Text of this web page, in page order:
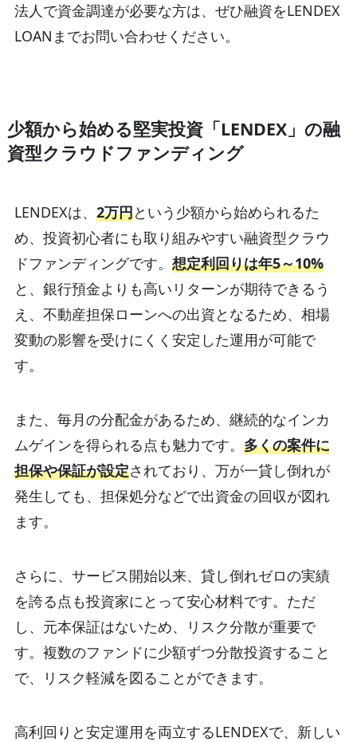
法人で資金調達が必要な方は、ぜひ融資をLENDEX
LOANまでお問い合わせください。
少額から始める堅実投資「LENDEX」の融
資型クラウドファンディング
LENDEXは、 2万円という少額から始められるた
め、投資初心者にも取り組みやすい融資型クラウ
ドファンディングです。 想定利回りは年5～10%
と、銀行預金よりも高いリターンが期待できるう
え、不動産担保ローンへの出資となるため、相場
変動の影響を受けにくく安定した運用が可能で
す。
また、毎月の分配金があるため、継続的なインカ
ムゲインを得られる点も魅力です。 多くの案件に
担保や保証が設定されており、万が一貸し倒れが
発生しても、担保処分などで出資金の回収が図れ
ます。
さらに、サービス開始以来、貸し倒れゼロの実績
を誇る点も投資家にとって安心材料です。ただ
し、元本保証はないため、リスク分散が重要で
す。複数のファンドに少額ずつ分散投資すること
で、リスク軽減を図ることができます。
高利回りと安定運用を両立するLENDEXで、新しい